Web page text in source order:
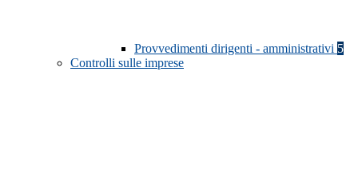
Provvedimenti dirigenti - amministrativi 5
Controlli sulle imprese